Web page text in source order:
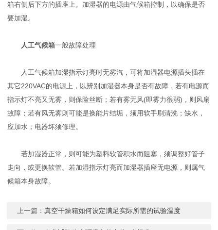
箱右侧后下方的插座上。加湿器的电源由气候箱控制，以确保是否
要加湿。
人工气候箱一般故障处理
人工气候箱加湿指示灯亮时无雾汽，可将加湿器电源插头插在
其它220VAC的电源上，以辨别加湿器本身是否有故障，若有电源而
指示灯不亮又无雾，则保险丝断；若有雾无风(即雾力很弱)，则风扇
故障；若有风无雾则可能是换能片结垢，须用软手刷清洗；缺水，
应加水；电器坏须修理。
若加湿器正常，则可能为塑料软管积水而阻塞，须调整好管子
走向，或更换软管。若加湿指示灯亮而加湿器插座无电源，则属气
候箱本身故障。
上一篇：真空干燥箱如何设定满足实际所需的试验温度